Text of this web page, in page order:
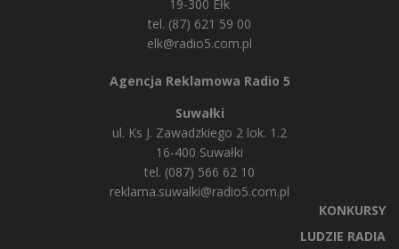
19-300 Ełk
tel. (87) 621 59 00
elk@radio5.com.pl
Agencja Reklamowa Radio 5
Suwałki
ul. Ks J. Zawadzkiego 2 lok. 1.2
16-400 Suwałki
tel. (087) 566 62 10
reklama.suwalki@radio5.com.pl
KONKURSY
LUDZIE RADIA